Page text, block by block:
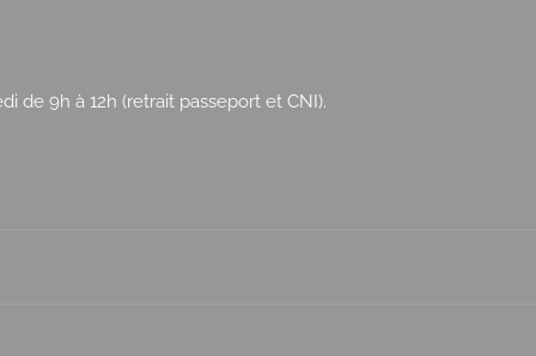
de 9h à 12h (retrait passeport et CNI).